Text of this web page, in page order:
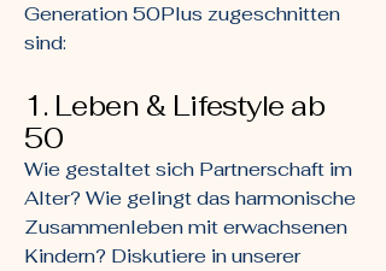
Generation 50Plus zugeschnitten
sind:
1. Leben & Lifestyle ab
50
Wie gestaltet sich Partnerschaft im
Alter? Wie gelingt das harmonische
Zusammenleben mit erwachsenen
Kindern? Diskutiere in unserer